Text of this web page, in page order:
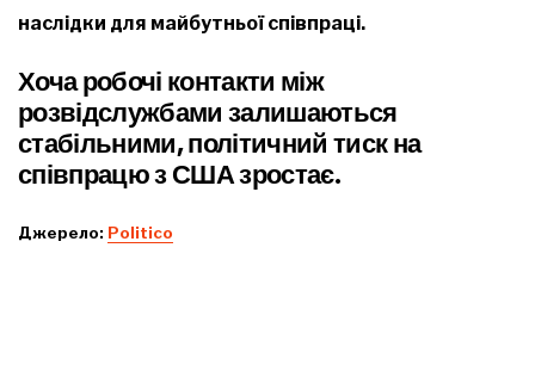
наслідки для майбутньої співпраці.
Хоча робочі контакти між
розвідслужбами залишаються
стабільними, політичний тиск на
співпрацю з США зростає.
Джерело: Рoliticо